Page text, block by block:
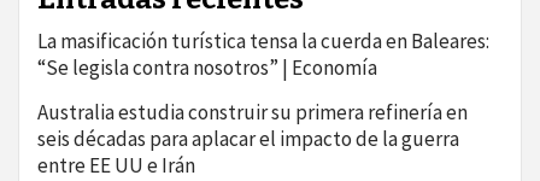
La masificación turística tensa la cuerda en Baleares:
“Se legisla contra nosotros” | Economía
Australia estudia construir su primera refinería en
seis décadas para aplacar el impacto de la guerra
entre EE UU e Irán